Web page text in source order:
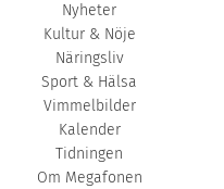
Nyheter
Kultur & Nöje
Näringsliv
Sport & Hälsa
Vimmelbilder
Kalender
Tidningen
Om Megafonen